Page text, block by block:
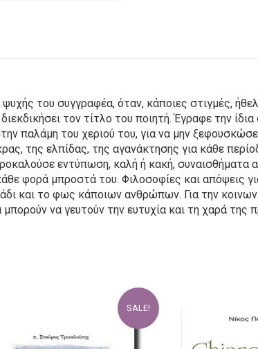
ψυχής του συγγραφέα, όταν, κάποιες στιγμές,
τον τίτλο του ποιητή. Έγραφε την
παλάμη του χεριού του, για να μην
της ελπίδας, της αγανάκτησης για κάθε
εντύπωση, καλή ή κακή, συναισθήματα
φορά μπροστά του. Φιλοσοφίες και απόψεις
και το φως κάποιων ανθρώπων. Για την
να γευτούν την ευτυχία και τη χαρά της
SALE!